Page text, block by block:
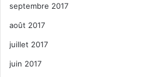
septembre 2017
août 2017
juillet 2017
juin 2017